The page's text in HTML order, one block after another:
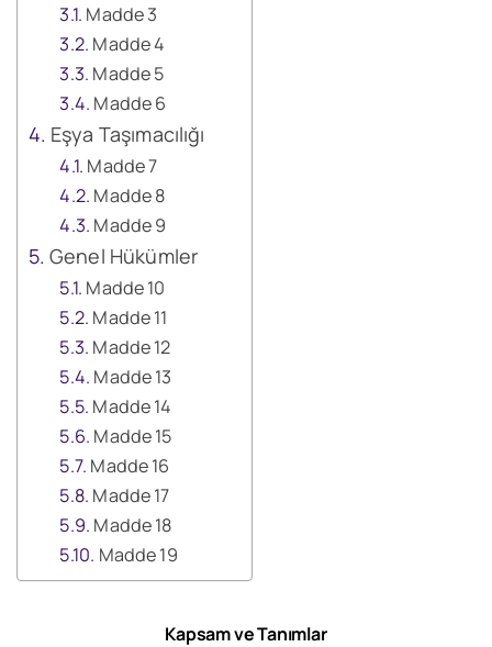
Madde 3
Madde 4
Madde 5
Madde 6
Eşya Taşımacılığı
Madde 7
Madde 8
Madde 9
Genel Hükümler
Madde 10
Madde 11
Madde 12
Madde 13
Madde 14
Madde 15
Madde 16
Madde 17
Madde 18
Madde 19
Kapsam ve Tanımlar